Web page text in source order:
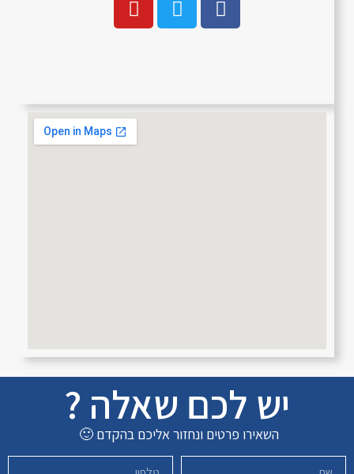
יש לכם שאלה ?
השאירו פרטים ונחזור אליכם בהקדם 🙂